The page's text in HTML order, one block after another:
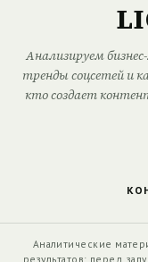
Анализируем
тренды соцсетей и
кто создает
Аналитические
результатов; перед